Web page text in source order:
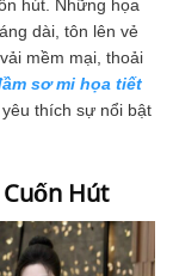
hút. Những họa
dài, tôn lên vẻ
mềm mại, thoải
sơ mi họa tiết
thích sự nổi bật
Hút